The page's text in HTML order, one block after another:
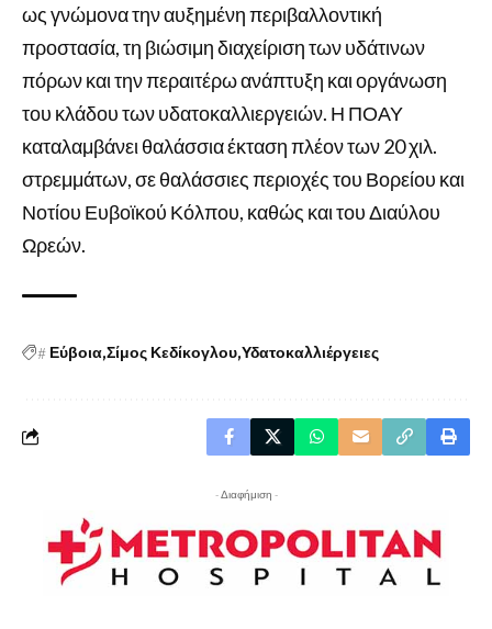
ως γνώμονα την αυξημένη περιβαλλοντική
προστασία, τη βιώσιμη διαχείριση των υδάτινων
πόρων και την περαιτέρω ανάπτυξη και οργάνωση
του κλάδου των υδατοκαλλιεργειών. Η ΠΟΑΥ
καταλαμβάνει θαλάσσια έκταση πλέον των 20 χιλ.
στρεμμάτων, σε θαλάσσιες περιοχές του Βορείου και
Νοτίου Ευβοϊκού Κόλπου, καθώς και του Διαύλου
Ωρεών.
# Εύβοια Σίμος Κεδίκογλου Υδατοκαλλιέργειες
- Διαφήμιση -